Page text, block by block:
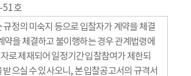
51호
규정의 미숙지 등으로 입찰자가 계약을 체결
약을 체결하고 불이행하는 경우 관계법령에
로 제재되어 일정기간 입찰참여가 제한되
받으실 수 있사오니, 본 입찰공고서의 규격서